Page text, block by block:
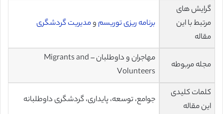
گرایش های
مرتبط با این
مقاله
برنامه ریزی توریسم ومدیریت گردشگری
مجله مربوطه
مهاجران و داوطلبان – Migrants and
Volunteers
کلمات کلیدی
این مقاله
جوامع، توسعه، پایداری، گردشگری داوطلبانه